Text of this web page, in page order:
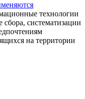
технологии
систематизации
на территории